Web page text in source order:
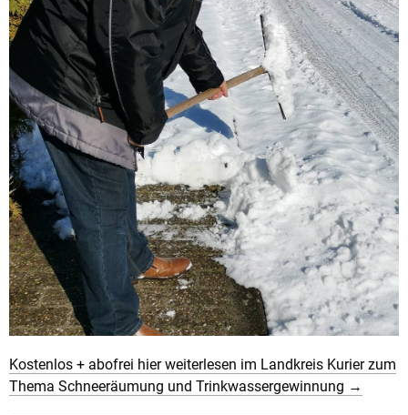
Kostenlos + abofrei hier weiterlesen im Landkreis Kurier zum
Thema Schneeräumung und Trinkwassergewinnung →